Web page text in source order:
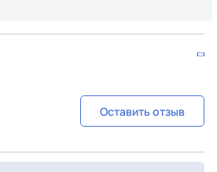
Оставить отзыв